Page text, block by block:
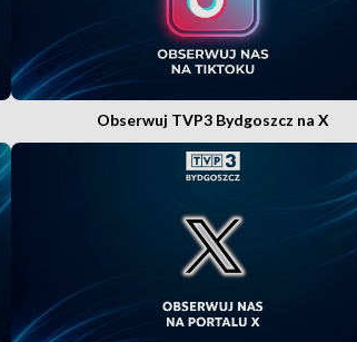
Obserwuj TVP3 Bydgoszcz na X